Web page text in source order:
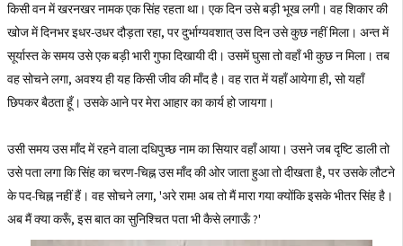
किसी वन में खरनखर नामक एक सिंह रहता था। एक दिन उसे बड़ी भूख लगी। वह शिकार की
खोज में दिनभर इधर-उधर दौड़ता रहा, पर दुर्भाग्यवशात् उस दिन उसे कुछ नहीं मिला। अन्त में
सूर्यास्त के समय उसे एक बड़ी भारी गुफा दिखायी दी। उसमें घुसा तो वहाँ भी कुछ न मिला। तब
वह सोचने लगा, अवश्य ही यह किसी जीव की माँद है। वह रात में यहाँ आयेगा ही, सो यहाँ
छिपकर बैठता हूँ। उसके आने पर मेरा आहार का कार्य हो जायगा।
उसी समय उस माँद में रहने वाला दधिपुच्छ नाम का सियार वहाँ आया। उसने जब दृष्टि डाली तो
उसे पता लगा कि सिंह का चरण-चिह्न उस माँद की ओर जाता हुआ तो दीखता है, पर उसके लौटने
के पद-चिह्न नहीं हैं। वह सोचने लगा, 'अरे राम! अब तो मैं मारा गया क्योंकि इसके भीतर सिंह है।
अब मैं क्या करूँ, इस बात का सुनिश्चित पता भी कैसे लगाऊँ ?'